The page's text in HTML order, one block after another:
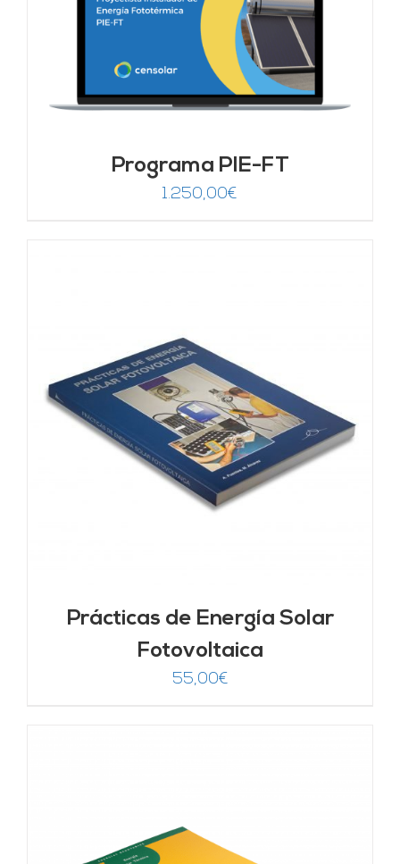
Programa PIE-FT
1.250,00€
Prácticas de Energía Solar
Fotovoltaica
55,00€